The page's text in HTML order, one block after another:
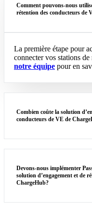
Comment pouvons-nous
rétention des conducteurs de
La première étape pour
connecter vos stations
notre équipe pour en
Combien coûte la solution
conducteurs de VE de
Devons-nous implémenter
solution d’engagement et de
ChargeHub?